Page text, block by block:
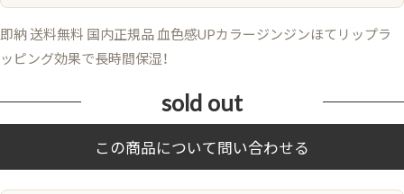
即納 送料無料 国内正規品 血色感UPカラージンジンほてリップラ
ッピング効果で長時間保湿！
sold out